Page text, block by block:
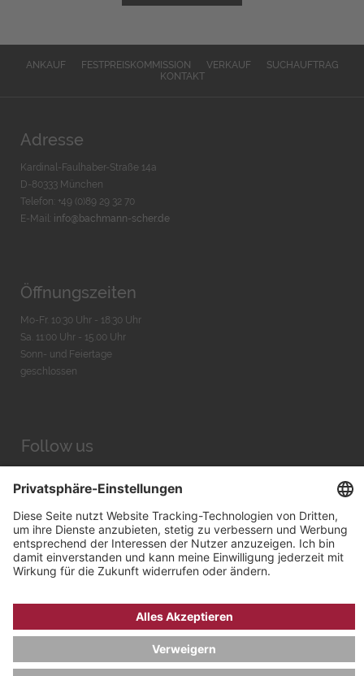
ANKAUF FESTPREISKOMMISSION VERKAUF
SUCHAUFTRAG
KONTAKT
Adresse
Kardinal-Faulhaber-Straße 14a
D-80333 München
Telefon: +49 (0)89 29 32 70
E-Mail:
info@bachmann-scher.de
Öffnungszeiten
Mo-Fr. 10:30 Uhr - 18:30 Uhr
Sa. 11:00 Uhr - 15.00 Uhr
Sonn- und Feiertage
geschlossen
Follow us
Instagram
© 2026 byBachmann & Scher GmbH / Watchandco GmbH
DATENSCHUTZ IMPRESSUM
VERSANDKOSTEN